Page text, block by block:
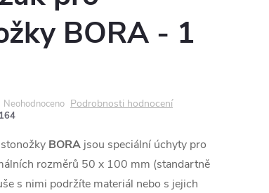
BORA - 1
Neohodnoceno Podrobnosti hodnocení
BORA jsou speciální úchyty pro
rozměrů 50 x 100 mm (standartně
s nimi podržíte materiál nebo s jejich